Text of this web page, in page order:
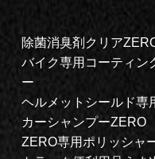
除菌消臭剤クリア
バイク専用コーティン
ー
ヘルメットシールド専
カーシャンプーZERO
ZERO専用ポリッシャ